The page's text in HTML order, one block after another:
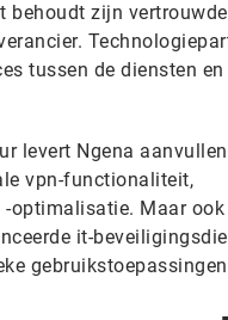
behoudt zijn vertrouwde
tussen de diensten en
levert Ngena
vpn-functionaliteit,
optimalisatie. Maar ook
it-